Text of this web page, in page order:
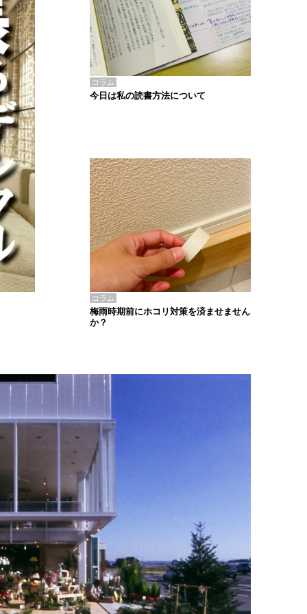
コラム
今日は私の読書方法について
コラム
梅雨時期前にホコリ対策を済ませません
か？